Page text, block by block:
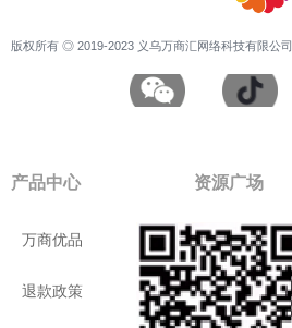
产品中心
万商优品
退款政策
付款方式
进口商品
资源广场
版权所有 ◎ 2019-2023 义乌万商汇网络科技有限公司